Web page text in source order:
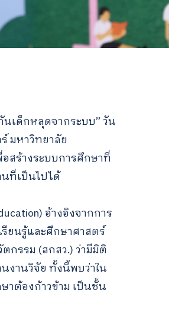
เด็กหลุดจากระบบ” วัน
มหาวิทยาลัย
สร้างระบบการศึกษาที่
ที่เป็นไปได้
อ้างอิงจากการ
ยนรู้และศึกษาศาสตร์
กรรม (สกสว.) ว่ามีมิติ
งานวิจัย ทั้งนี้พบว่าใน
าต้องก้าวข้าม เป็นชั้น